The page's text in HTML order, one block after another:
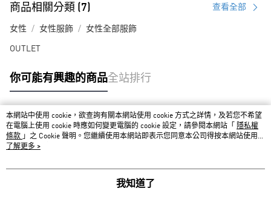
商品相關分類 (7) 查看全部
女性 女性服飾 女性全部服飾
OUTLET
你可能有興趣的商品全站排行
熱門標籤
本網站中使用 cookie，欲查詢有關本網站使用 cookie 方式之詳情，及若您不希望
在電腦上使用 cookie 時應如何變更電腦的 cookie 設定，請參閱本網站「
隱私權
條款 」之 Cookie 聲明。您繼續使用本網站即表示您同意本公司得按本網站使用條
款之 Cookie 聲明使用 cookie。
了解更多 >
我知道了